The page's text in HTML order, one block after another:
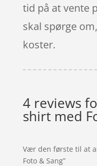
tid på at vente
skal spørge
koster.
4 reviews
shirt med
Vær den første til at
Foto & Sang”